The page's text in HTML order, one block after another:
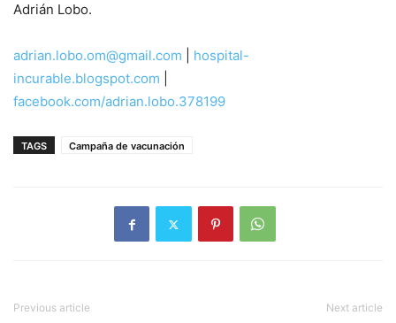
Adrián Lobo.
adrian.lobo.om@gmail.com
hospital-
incurable.blogspot.com
facebook.com/adrian.lobo.378199
TAGS Campaña de vacunación
Previous article Next article